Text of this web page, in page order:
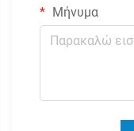
Μήνυμα